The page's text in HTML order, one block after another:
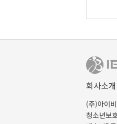
회사소개
(주)아이
청소년보